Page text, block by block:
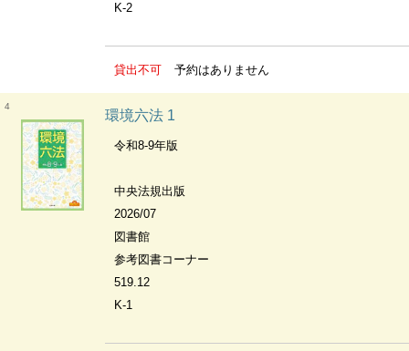
K-2
貸出不可 予約はありません
4
環境六法 1
令和8-9年版
中央法規出版
2026/07
図書館
参考図書コーナー
519.12
K-1